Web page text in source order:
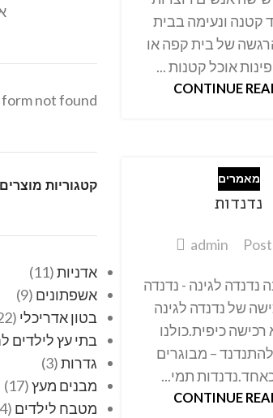
קטנה ונעימה בבית
של בית קפה או
אוכל קטנות ...
CONTINUE
מאמרים
נדנדות
admin
נדנדה לגינה - נדנדה
של נדנדה לגינה
כיפית.כולנו
– מבוגרים
תמי...
CONTINUE
not found.
קטגוריות מוצרים
אדניות 11
אשפתונים 9
בטון אדריכלי
בתי עץ לילדים
גדרות 3
מבנים מעץ 17
מטבח לילדים 4